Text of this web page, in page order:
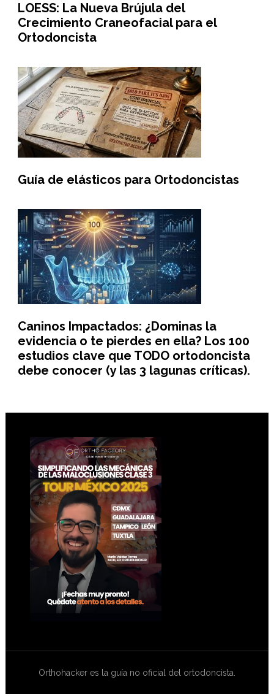
LOESS: La Nueva Brújula del
Crecimiento Craneofacial para el
Ortodoncista
Guía de elásticos para Ortodoncistas
Caninos Impactados: ¿Dominas la
evidencia o te pierdes en ella? Los 100
estudios clave que TODO ortodoncista
debe conocer (y las 3 lagunas críticas).
Footer
Orthohacker es la guía no oficial del ortodoncista.